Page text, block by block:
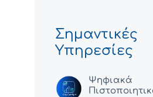
Σημαντικές
Υπηρεσίες
Ψηφιακά